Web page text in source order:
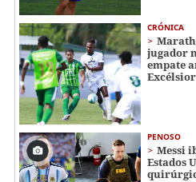
CRÓNICA
jugador
empate
Excélsior
PENOSO
Messi
Estados